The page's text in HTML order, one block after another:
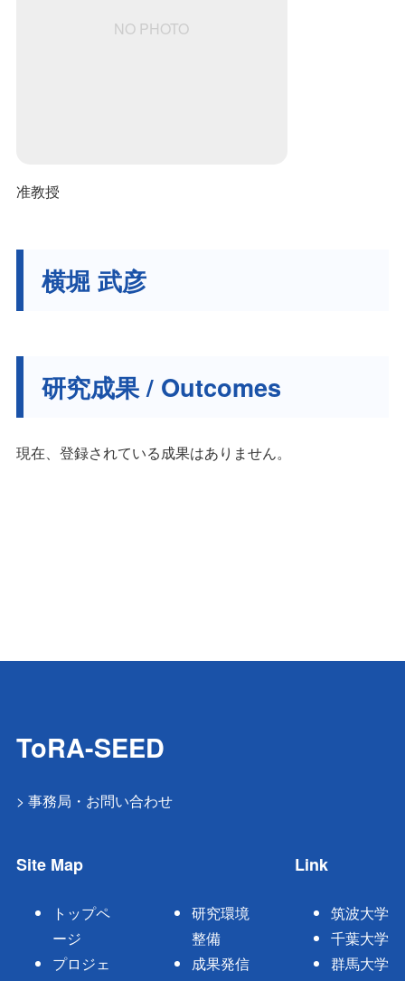
NO PHOTO
准教授
横堀 武彦
研究成果 / Outcomes
現在、登録されている成果はありません。
ToRA-SEED
> 事務局・お問い合わせ
Site Map
トップペ
ージ
プロジェ
研究環境
整備
成果発信
Link
筑波大学
千葉大学
群馬大学